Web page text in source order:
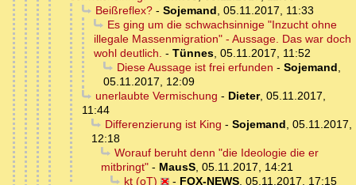
Beißreflex?- Sojemand, 05.11.2017, 11:33
Es ging um die schwachsinnige "Inzucht ohne
illegale Massenmigration" - Aussage. Das war doch
wohl deutlich. - Tünnes, 05.11.2017, 11:52
Diese Aussage ist frei erfunden - Sojemand,
05.11.2017, 12:09
unerlaubte Vermischung - Dieter, 05.11.2017,
11:44
Differenzierung ist King - Sojemand, 05.11.2017,
12:18
Worauf beruht denn "die Ideologie die er
mitbringt" - MausS, 05.11.2017, 14:21
kt (oT)
- FOX-NEWS, 05.11.2017, 17:15